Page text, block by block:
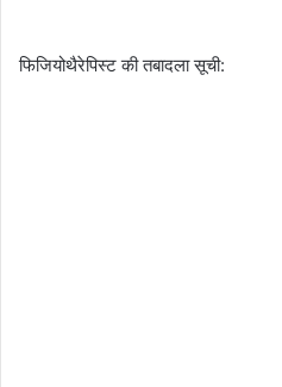
फिजियोथैरेपिस्ट की तबादला सूची: